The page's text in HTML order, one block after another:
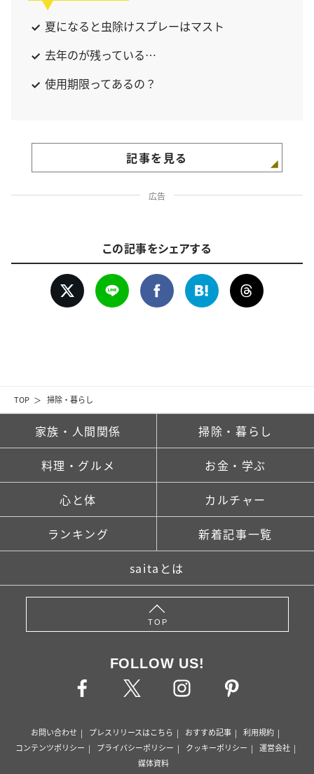
TOP 掃除・暮らし
夏になると虫除けスプレーはマスト
去年のが残っている…
使用期限ってあるの？
記事を見る
広告
この記事をシェアする
家族・人間関係 掃除・暮らし
料理・グルメ お金・学ぶ
心と体 カルチャー
ランキング 新着記事一覧
saitaとは
TOP
FOLLOW US!
お問い合わせ プレスリリースはこちら おすすめ記事
利用規約
コンテンツポリシー
プライバシーポリシー クッキーポリシー
運営会社
媒体資料